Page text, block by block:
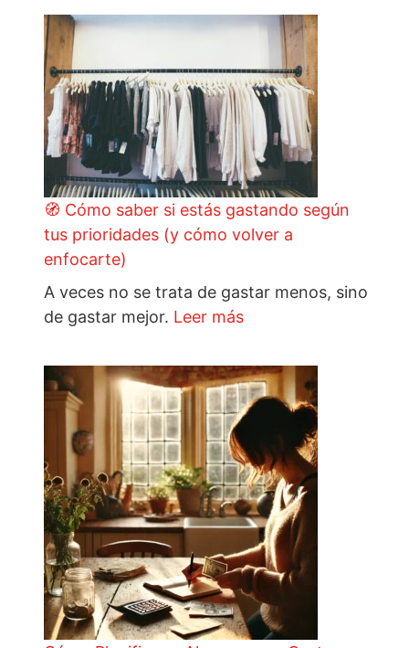
🧭 Cómo saber si estás gastando según
tus prioridades (y cómo volver a
enfocarte)
A veces no se trata de gastar menos, sino
de gastar mejor. Leer más